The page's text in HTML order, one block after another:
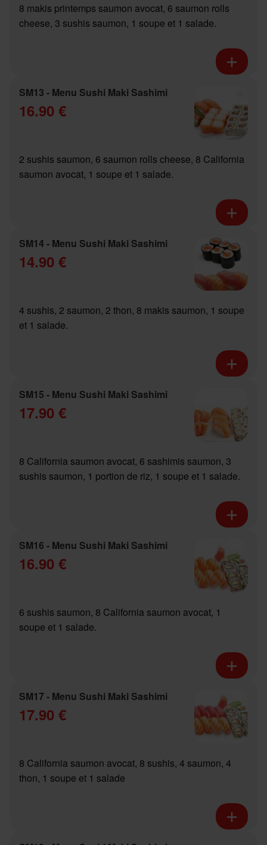
8 makis printemps saumon avocat, 6 saumon rolls
cheese, 3 sushis saumon, 1 soupe et 1 salade.
SM13 - Menu Sushi Maki Sashimi
16.90 €
2 sushis saumon, 6 saumon rolls cheese, 8 California
saumon avocat, 1 soupe et 1 salade.
SM14 - Menu Sushi Maki Sashimi
14.90 €
4 sushis, 2 saumon, 2 thon, 8 makis saumon, 1 soupe
et 1 salade.
SM15 - Menu Sushi Maki Sashimi
17.90 €
8 California saumon avocat, 6 sashimis saumon, 3
sushis saumon, 1 portion de riz, 1 soupe et 1 salade.
SM16 - Menu Sushi Maki Sashimi
16.90 €
6 sushis saumon, 8 California saumon avocat, 1
soupe et 1 salade.
SM17 - Menu Sushi Maki Sashimi
17.90 €
8 California saumon avocat, 8 sushis, 4 saumon, 4
thon, 1 soupe et 1 salade